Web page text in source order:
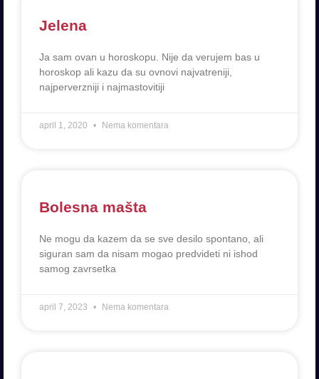
Jelena
Ja sam ovan u horoskopu. Nije da verujem bas u
horoskop ali kazu da su ovnovi najvatreniji,
najperverzniji i najmastovitiji
april 1, 2020 Nema komentara
Bolesna mašta
Ne mogu da kazem da se sve desilo spontano, ali
siguran sam da nisam mogao predvideti ni ishod
samog zavrsetka
april 7, 2023 Nema komentara